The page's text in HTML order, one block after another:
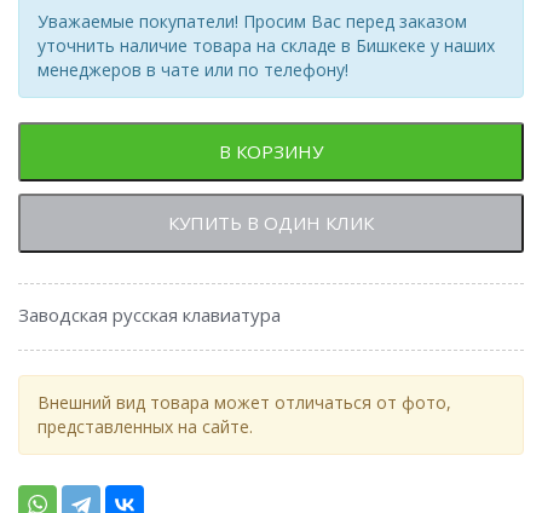
Уважаемые покупатели! Просим Вас перед заказом
уточнить наличие товара на складе в Бишкеке у наших
менеджеров в чате или по телефону!
В КОРЗИНУ
КУПИТЬ В ОДИН КЛИК
Заводская русская клавиатура
Внешний вид товара может отличаться от фото,
представленных на сайте.